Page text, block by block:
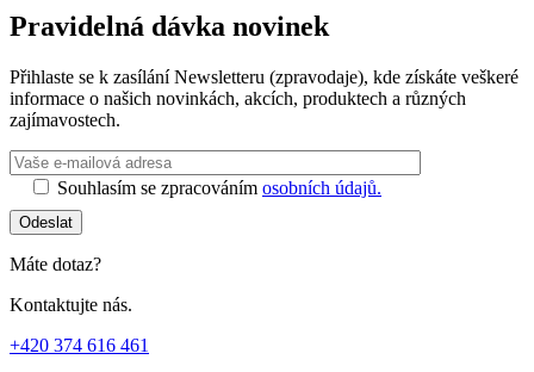
Pravidelná dávka novinek
Přihlaste se k zasílání Newsletteru (zpravodaje), kde získáte veškeré
informace o našich novinkách, akcích, produktech a různých
zajímavostech.
Souhlasím se zpracováním osobních údajů.
Odeslat
Máte dotaz?
Kontaktujte nás.
+420 374 616 461